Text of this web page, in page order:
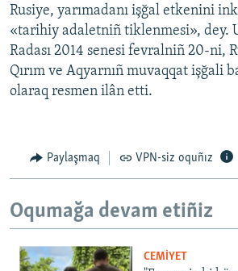
Rusiye, yarımadanı işğal etkenini
«tarihiy adaletniñ tiklenmesi», dey.
Radası 2014 senesi fevralniñ 20-ni,
Qırım ve Aqyarnıñ muvaqqat işğali
olaraq resmen ilân etti.
Paylaşmaq VPN-siz oquñız
Oqumağa devam etiñiz
CEMİYET